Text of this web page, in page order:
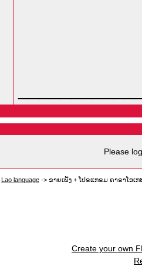
Please
Lao language -> ຂາຍເພັງ + ໂປຣແກຣມ ຄາຣາໂອເກ
Create your own